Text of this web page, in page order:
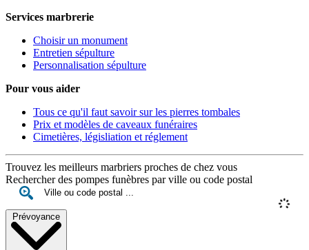
Services marbrerie
Choisir un monument
Entretien sépulture
Personnalisation sépulture
Pour vous aider
Tous ce qu'il faut savoir sur les pierres tombales
Prix et modèles de caveaux funéraires
Cimetières, législiation et réglement
Trouvez les meilleurs marbriers proches de chez vous
Rechercher des pompes funèbres par ville ou code postal
Prévoyance